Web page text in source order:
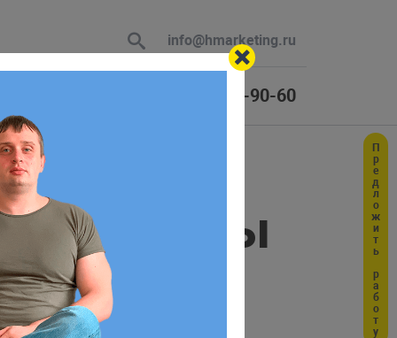
info@hmarketing.ru
+7 (925) 464-90-60
ответ
с учетом
Предложить работу